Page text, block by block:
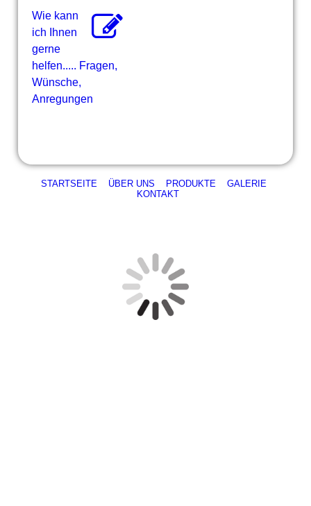
Wie kann
ich Ihnen
gerne
helfen..... Fragen,
Wünsche,
Anregungen
STARTSEITE ÜBER UNS PRODUKTE
GALERIE
KONTAKT